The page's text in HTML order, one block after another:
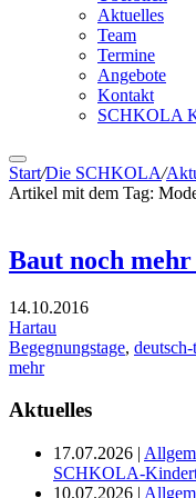
Aktuelles
Team
Termine
Angebote
Kontakt
SCHKOLA
Start/Die SCHKOLA/
Artikel mit dem Tag:
Baut noch
14.10.2016
Hartau
Begegnungstage,
mehr
Aktuelles
17.07.2026 |
SCHKOLA-
10.07.2026 |